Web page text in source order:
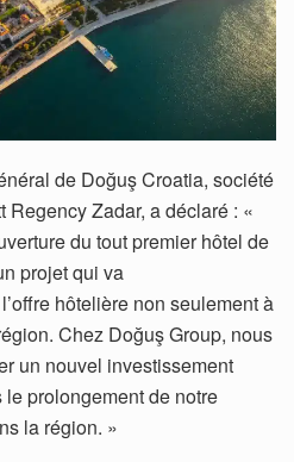
de Doğuş Croatia, société
Regency Zadar, a déclaré : «
du tout premier hôtel de
projet qui va
hôtelière non seulement à
Chez Doğuş Group, nous
un nouvel investissement
prolongement de notre
la région. »